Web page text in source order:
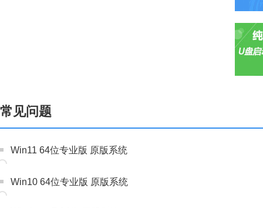
常见问题
Win11 64位专业版 原版系统
Win10 64位专业版 原版系统